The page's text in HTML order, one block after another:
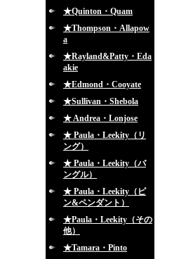
★Quinton・Quam
★Thompson・Allapow
a
★Rayland&Patty・Eda
akie
★Edmond・Cooyate
★Sullivan・Shebola
★ Andrea・Lonjose
★ Paula・Leekity（リ
ング）
★ Paula・Leekity（バ
ングル）
★ Paula・Leekity（ピ
ン&ペンダント）
★Paula・Leekity（その
他）
★Tamara・Pinto